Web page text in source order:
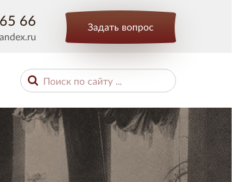
66 Задать вопрос